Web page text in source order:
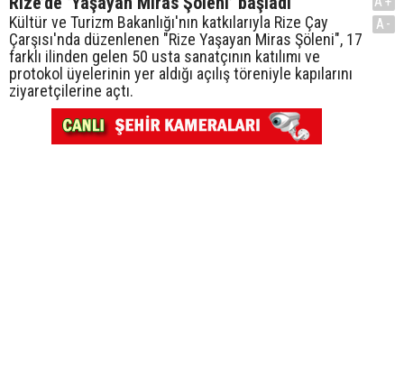
Kültür ve Turizm Bakanlığı'nın katkılarıyla Rize Çay
Çarşısı'nda düzenlenen "Rize Yaşayan Miras Şöleni", 17
farklı ilinden gelen 50 usta sanatçının katılımı ve
protokol üyelerinin yer aldığı açılış töreniyle kapılarını
ziyaretçilerine açtı.
A-